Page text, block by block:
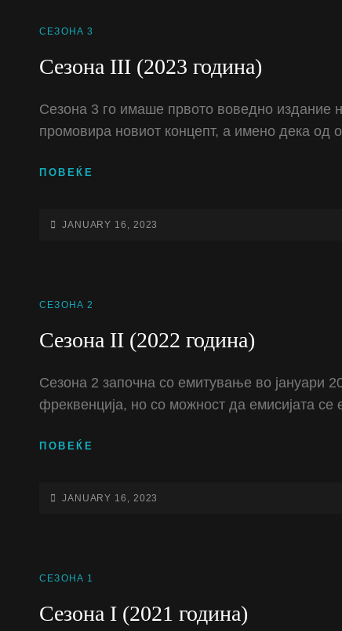
CAT
СЕЗОНА 3
Сезона III (2023 година)
Сезона 3 го имаше првото воведно издание
промовира новиот концепт, а имено дека од
ПОВЕЌЕ
ГОДИНА)
POSTED-
JANUARY 16, 2023
CAT
СЕЗОНА 2
Сезона II (2022 година)
Сезона 2 започна со емитување во јануари
фреквенција, но со можност да емисијата
ПОВЕЌЕ
ГОДИНА)
POSTED-
JANUARY 16, 2023
CAT
СЕЗОНА 1
Сезона I (2021 година)